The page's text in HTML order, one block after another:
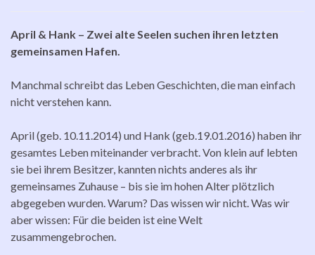
April & Hank – Zwei alte Seelen suchen ihren letzten
gemeinsamen Hafen.
Manchmal schreibt das Leben Geschichten, die man einfach
nicht verstehen kann.
April (geb. 10.11.2014) und Hank (geb.19.01.2016) haben ihr
gesamtes Leben miteinander verbracht. Von klein auf lebten
sie bei ihrem Besitzer, kannten nichts anderes als ihr
gemeinsames Zuhause – bis sie im hohen Alter plötzlich
abgegeben wurden. Warum? Das wissen wir nicht. Was wir
aber wissen: Für die beiden ist eine Welt
zusammengebrochen.